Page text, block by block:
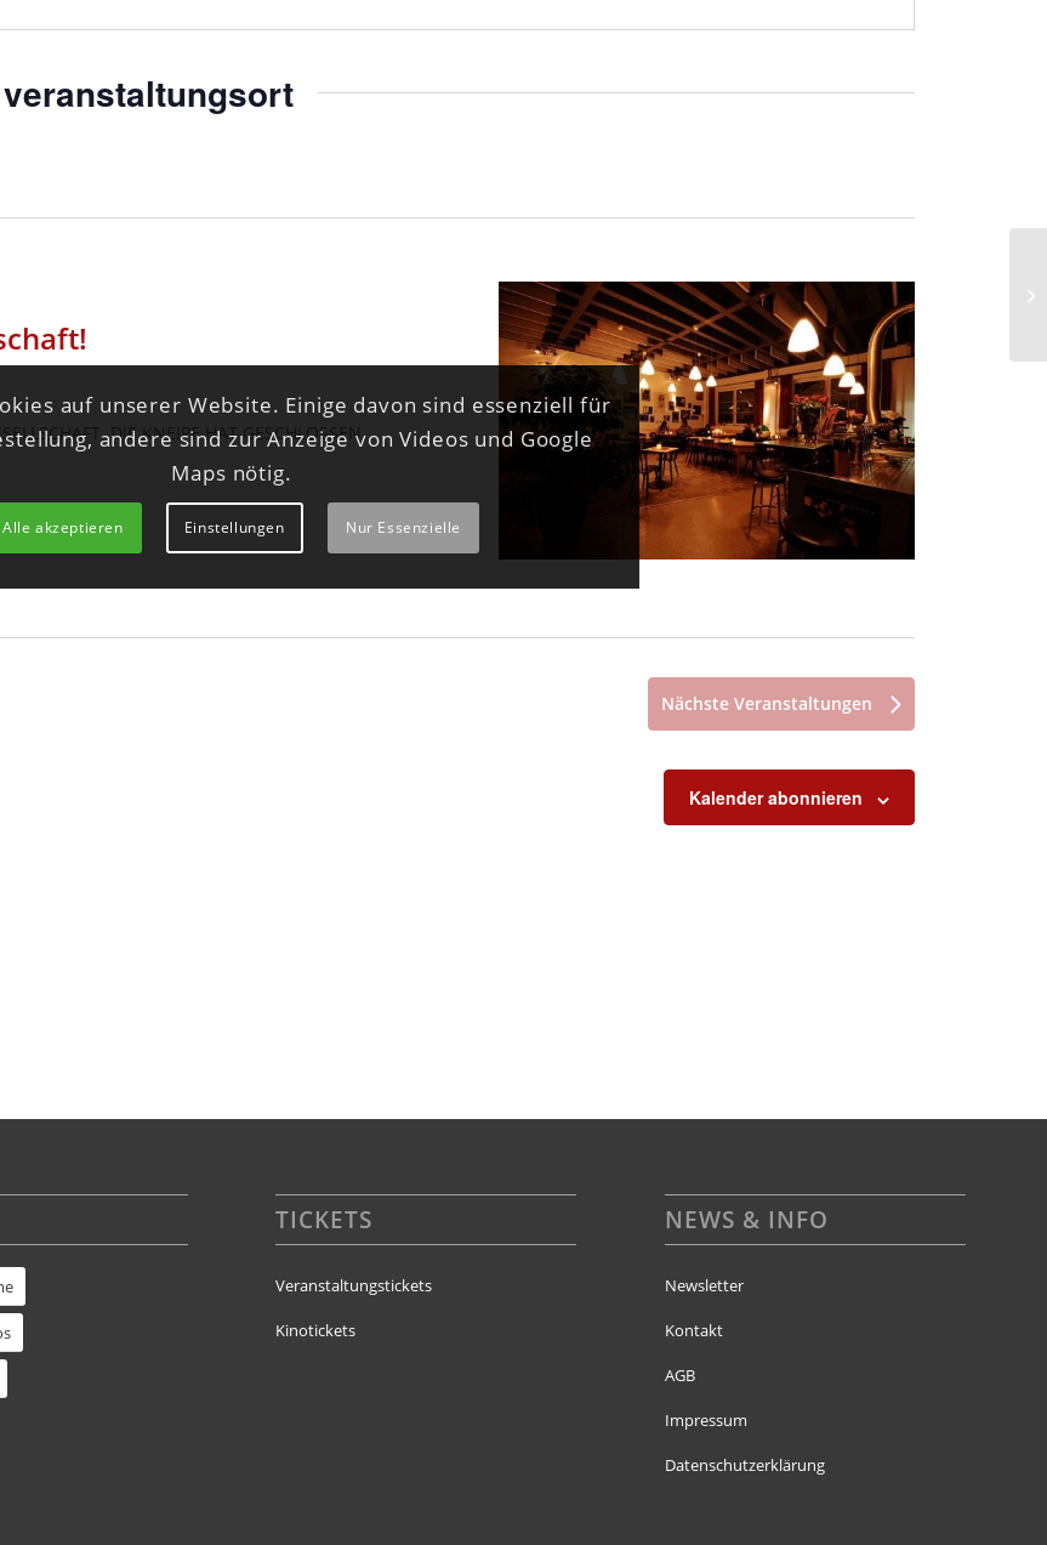
DIE KNEIPE HAT GESCHLOSSEN.
Nächste Veranstaltungen
Kalender abonnieren
TICKETS
Veranstaltungstickets
Kinotickets
NEWS & INFO
Newsletter
Kontakt
AGB
Impressum
Datenschutzerklärung
auf unserer Website. Einige davon sind essenziell für
andere sind zur Anzeige von Videos und Google
Maps nötig.
Alle akzeptieren Einstellungen Nur Essenzielle